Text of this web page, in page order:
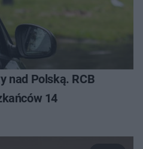
nad Polską. RCB
14